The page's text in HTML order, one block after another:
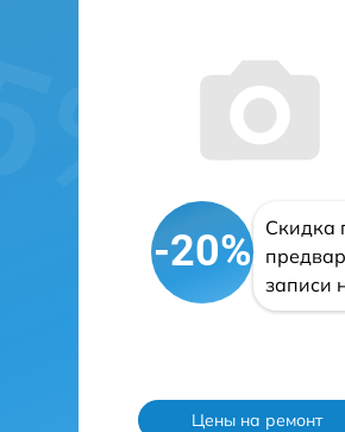
-20%
Скидка
записи
Цены на ремонт